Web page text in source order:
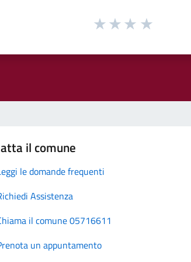
il comune
le domande frequenti
Assistenza
il comune 05716611
un appuntamento